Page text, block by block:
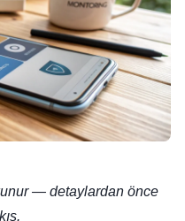
— detaylardan önce